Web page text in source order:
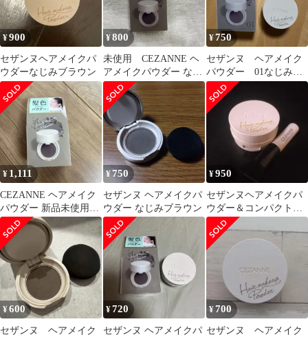
¥900
セザンヌヘアメイクパ
ウダーなじみブラウン
¥800
未使用 CEZANNE ヘ
アメイクパウダー なじ
みブラウン
¥750
セザンヌ ヘアメイク
パウダー 01なじみブ
ラウン
¥ 1,111
CEZANNE ヘアメイク
パウダー 新品未使用未
開封
¥750
セザンヌ ヘアメイクパ
ウダー なじみブラウン
¥950
セザンヌヘアメイクパ
ウダー＆コンパクトブ
ラシ
¥600
セザンヌ ヘアメイク
¥720
セザンヌ ヘアメイクパ
¥700
セザンヌ ヘアメイク